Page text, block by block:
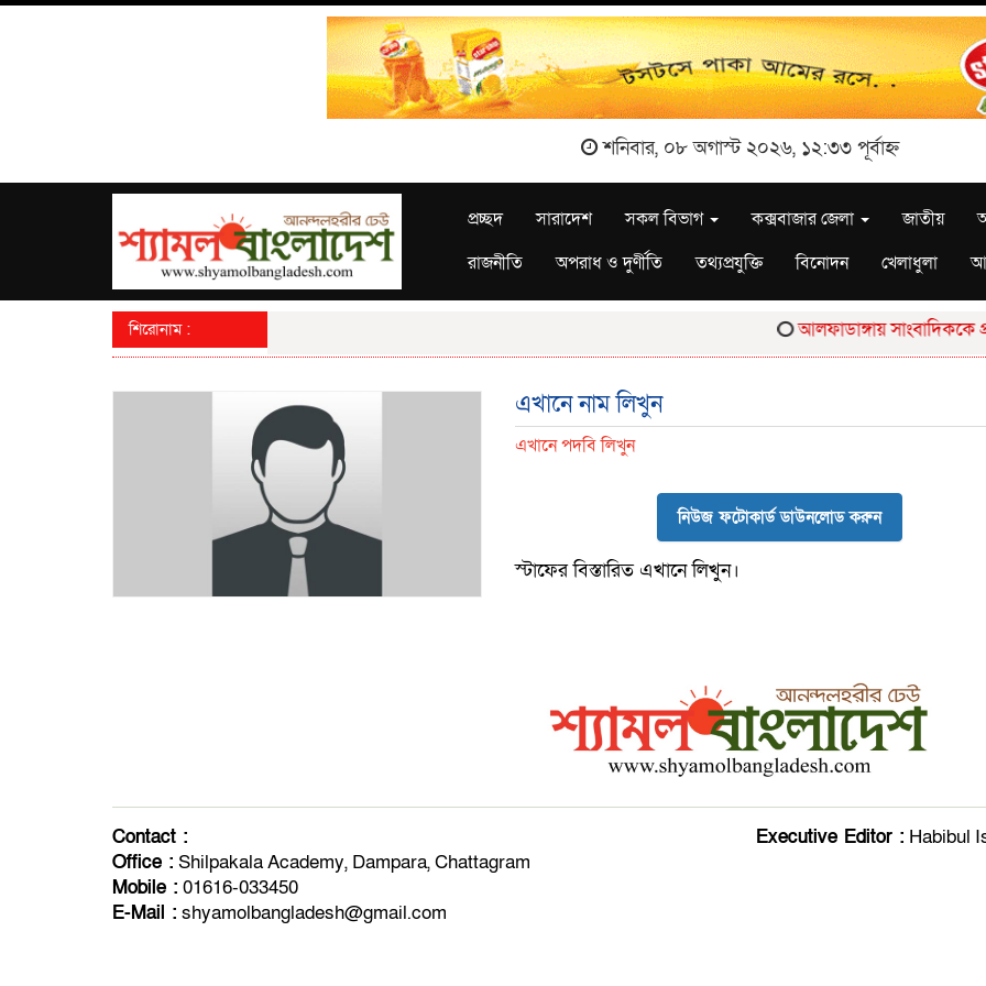
শনিবার, ০৮ অগাস্ট ২০২৬, ১২:৩৩ পূর্বাহ্ন
প্রচ্ছদ সারাদেশ সকল বিভাগ কক্সবাজার জেলা জাতীয়
রাজনীতি
অপরাধ ও দুর্ণীতি তথ্যপ্রযুক্তি বিনোদন খেলাধুলা
শিরোনাম : আলফাডাঙ্গায় সাংবাদিককে
এখানে নাম লিখুন
এখানে পদবি লিখুন
নিউজ ফটোকার্ড ডাউনলোড করুন
স্টাফের বিস্তারিত এখানে লিখুন।
Contact :
Office : Shilpakala Academy, Dampara, Chattagram
Mobile : 01616-033450
E-Mail : shyamolbangladesh@gmail.com
Executive Editor : Habibul